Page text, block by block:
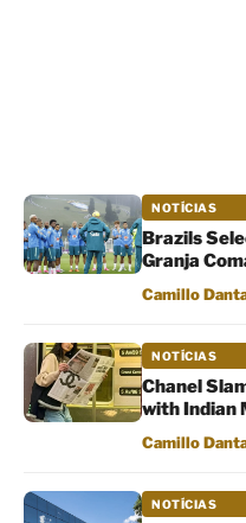
NOTÍCIAS
Brazils
Granja
Por
Camillo
NOTÍCIAS
Chanel
with Indian
Por
Camillo
NOTÍCIAS